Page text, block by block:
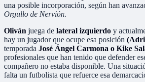
una posible incorporación, según han
Orgullo de Nervión.
Oliván juega de lateral izquierdo y
hay un jugador que ocupe esa posición
temporada José Ángel Carmona o Kike
profesionales que han tenido que defender
compañero no estaba disponible. Una
falta un futbolista que refuerce esa